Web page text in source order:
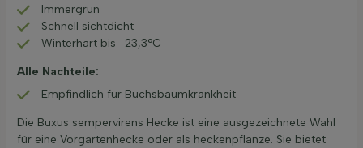
Immergrün
Schnell sichtdicht
Winterhart bis -23,3°C
Alle Nachteile:
Empfindlich für Buchsbaumkrankheit
Die Buxus sempervirens Hecke ist eine ausgezeichnete Wahl
für eine Vorgartenhecke oder als heckenpflanze. Sie bietet